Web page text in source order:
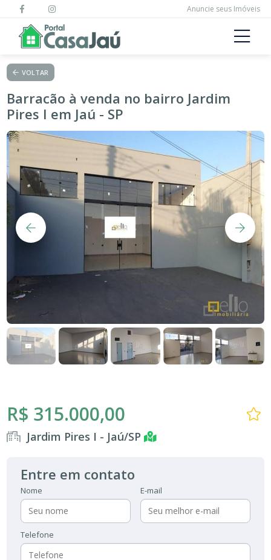
Anuncie seus Imóveis
VOLTAR
Barracão à venda no bairro Jardim
Pires I em Jaú - SP
R$ 315.000,00
Jardim Pires I - Jaú/SP
Entre em contato
Nome E-mail
Telefone